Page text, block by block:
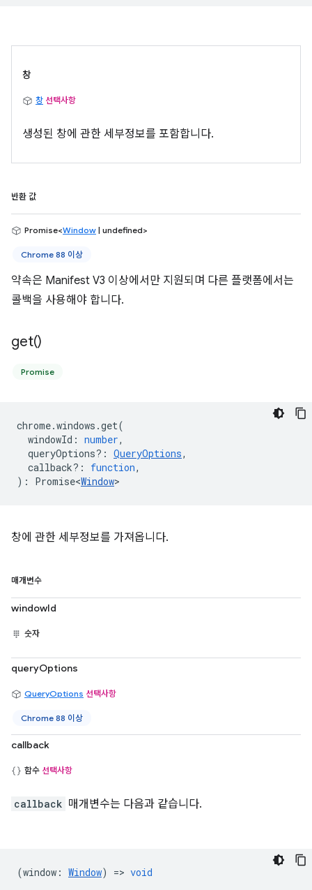
창
창 선택사항
생성된 창에 관한 세부정보를 포함합니다.
반환 값
Promise<Window | undefined>
Chrome 88 이상
약속은 Manifest V3 이상에서만 지원되며 다른 플랫폼에서는
콜백을 사용해야 합니다.
get()
Promise
chrome.windows .get(
windowId : number,
queryOptions? : QueryOptions,
callback? : function,
) : Promise<Window>
창에 관한 세부정보를 가져옵니다.
매개변수
windowId
숫자
queryOptions
QueryOptions 선택사항
Chrome 88 이상
callback
함수 선택사항
callback 매개변수는 다음과 같습니다.
(window : Window) => void